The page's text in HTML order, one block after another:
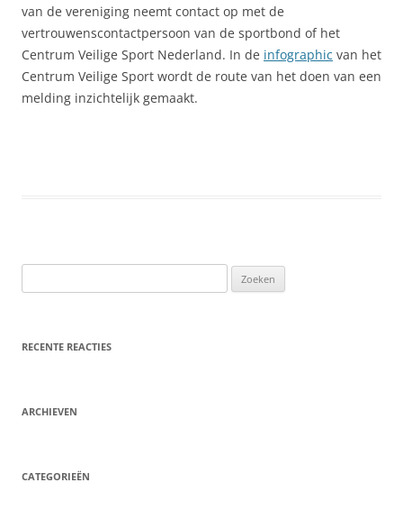
van de vereniging neemt contact op met de
vertrouwenscontactpersoon van de sportbond of het
Centrum Veilige Sport Nederland. In de infographic van het
Centrum Veilige Sport wordt de route van het doen van een
melding inzichtelijk gemaakt.
naar:
RECENTE REACTIES
ARCHIEVEN
CATEGORIEËN